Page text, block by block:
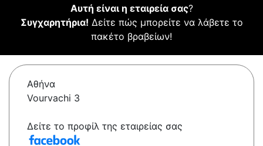
Αυτή είναι η εταιρεία σας?
Συγχαρητήρια! Δείτε πώς μπορείτε να λάβετε το
πακέτο βραβείων!
Αθήνα
Vourvachi 3
Δείτε το προφίλ της εταιρείας σας